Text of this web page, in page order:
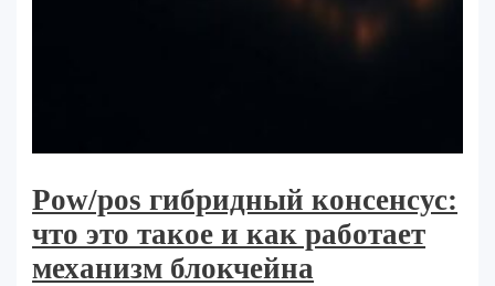
Pow/pos гибридный консенсус:
что это такое и как работает
механизм блокчейна